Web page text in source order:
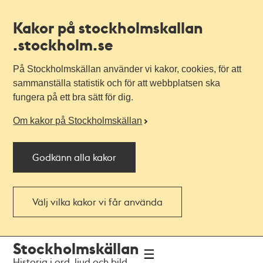
Kakor på stockholmskallan
.stockholm.se
På Stockholmskällan använder vi kakor, cookies, för att
sammanställa statistik och för att webbplatsen ska
fungera på ett bra sätt för dig.
Om kakor på Stockholmskällan
Godkänn alla kakor
Välj vilka kakor vi får använda
navigationen
huvudinnehållet
Stockholmskällan